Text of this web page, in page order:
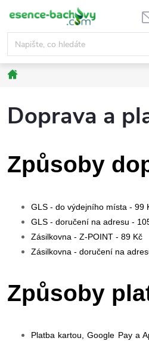
obsah
Doprava a
Způsoby
GLS - do výdejního místa - 99
GLS - doručení na adresu -
Zásilkovna - Z-POINT - 89 Kč
Zásilkovna - doručení na
Způsoby
Platba kartou, Google Pay a